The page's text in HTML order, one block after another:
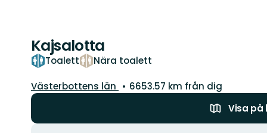
Kajsalotta
Toalett Nära toalett
Län:
Västerbottens län
6653.57 km från dig
Visa på